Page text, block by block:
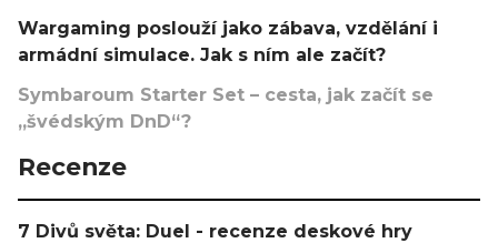
Wargaming poslouží jako zábava, vzdělání i
armádní simulace. Jak s ním ale začít?
Symbaroum Starter Set – cesta, jak začít se
„švédským DnD“?
Recenze
7 Divů světa: Duel - recenze deskové hry